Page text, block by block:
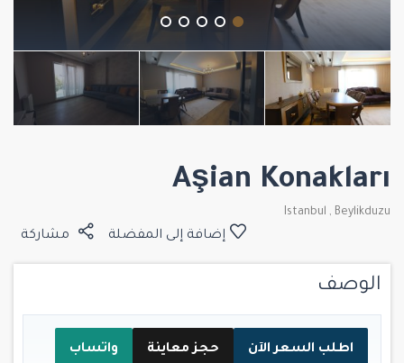
Aşian Konakları
Istanbul , Beylikduzu
مشاركة إضافة إلى المفضلة
الوصف
اطلب السعر الآن حجز معاينة واتساب